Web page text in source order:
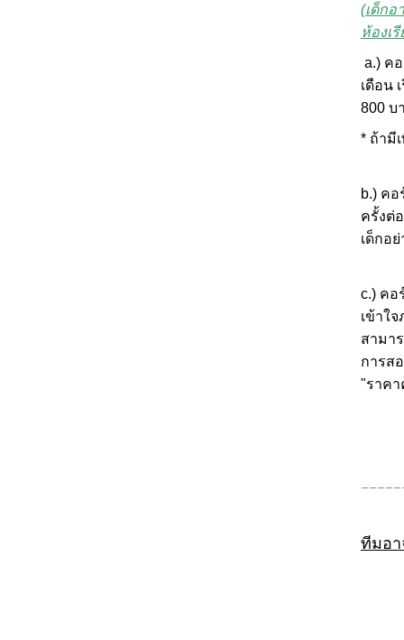
(เด็กอ
ห้องเ
a.) ค
เดือน
800 บ
* ถ้ามี
b.) คอ
ครั้งต่
เด็กอ
c.) คอ
เข้าใ
สามา
การส
"ราค
ทีมอ